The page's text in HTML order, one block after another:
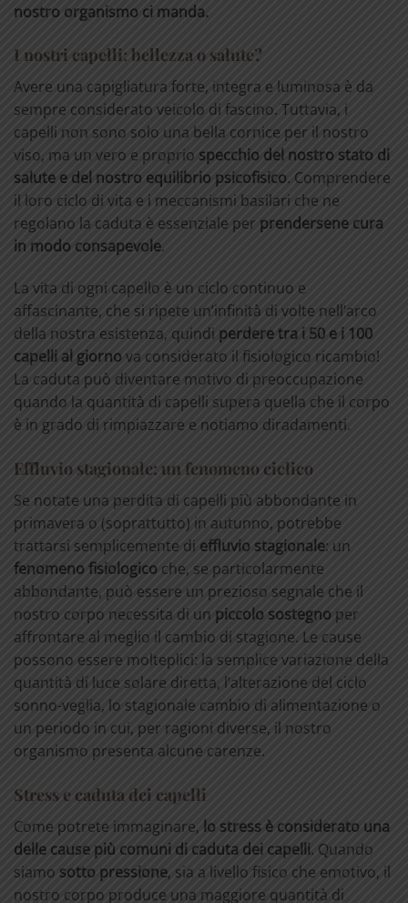
nostro organismo ci manda.
I nostri capelli: bellezza o salute?
Avere una capigliatura forte, integra e luminosa è da
sempre considerato veicolo di fascino. Tuttavia, i
capelli non sono solo una bella cornice per il nostro
viso, ma un vero e proprio specchio del nostro stato di
salute e del nostro equilibrio psicofisico. Comprendere
il loro ciclo di vita e i meccanismi basilari che ne
regolano la caduta è essenziale per prendersene cura
in modo consapevole.
La vita di ogni capello è un ciclo continuo e
affascinante, che si ripete un’infinità di volte nell’arco
della nostra esistenza, quindi perdere tra i 50 e i 100
capelli al giornova considerato il fisiologico ricambio!
La caduta può diventare motivo di preoccupazione
quando la quantità di capelli supera quella che il corpo
è in grado di rimpiazzare e notiamo diradamenti.
Effluvio stagionale: un fenomeno ciclico
Se notate una perdita di capelli più abbondante in
primavera o (soprattutto) in autunno, potrebbe
trattarsi semplicemente di effluvio stagionale: un
fenomeno fisiologico che, se particolarmente
abbondante, può essere un prezioso segnale che il
nostro corpo necessita di un piccolo sostegno per
affrontare al meglio il cambio di stagione. Le cause
possono essere molteplici: la semplice variazione della
quantità di luce solare diretta, l’alterazione del ciclo
sonno-veglia, lo stagionale cambio di alimentazione o
un periodo in cui, per ragioni diverse, il nostro
organismo presenta alcune carenze.
Stress e caduta dei capelli
Come potrete immaginare, lo stress è considerato una
delle cause più comuni di caduta dei capelli. Quando
siamo sotto pressione, sia a livello fisico che emotivo, il
nostro corpo produce una maggiore quantità di